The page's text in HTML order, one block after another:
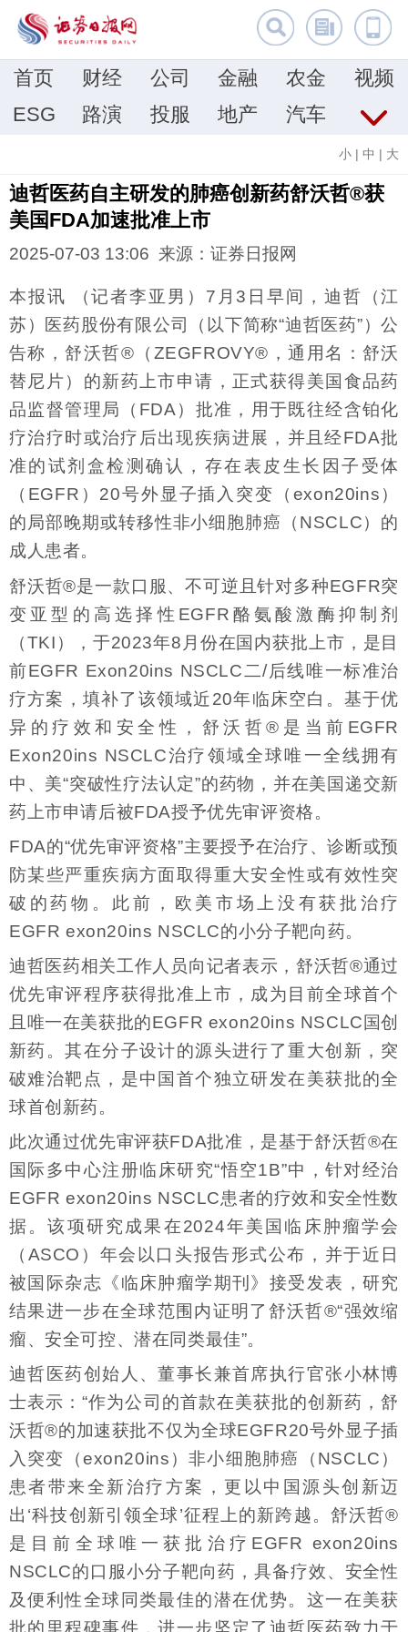
首页 财经 公司 金融 农金
视频
ESG
路演 投服 地产 汽车
小 | 中 | 大
迪哲医药自主研发的肺癌创新药舒沃哲®获
美国FDA加速批准上市
2025-07-03 13:06 来源：证券日报网
本报讯 （记者李亚男）7月3日早间，迪哲（江
苏）医药股份有限公司（以下简称“迪哲医药”）公
告称，舒沃哲®（ZEGFROVY®，通用名：舒沃
替尼片）的新药上市申请，正式获得美国食品药
品监督管理局（FDA）批准，用于既往经含铂化
疗治疗时或治疗后出现疾病进展，并且经FDA批
准的试剂盒检测确认，存在表皮生长因子受体
（EGFR）20号外显子插入突变（exon20ins）
的局部晚期或转移性非小细胞肺癌（NSCLC）的
成人患者。
舒沃哲®是一款口服、不可逆且针对多种EGFR突
变亚型的高选择性EGFR酪氨酸激酶抑制剂
（TKI），于2023年8月份在国内获批上市，是目
前EGFR Exon20ins NSCLC二/后线唯一标准治
疗方案，填补了该领域近20年临床空白。基于优
异的疗效和安全性，舒沃哲®是当前EGFR
Exon20ins NSCLC治疗领域全球唯一全线拥有
中、美“突破性疗法认定”的药物，并在美国递交新
药上市申请后被FDA授予优先审评资格。
FDA的“优先审评资格”主要授予在治疗、诊断或预
防某些严重疾病方面取得重大安全性或有效性突
破的药物。此前，欧美市场上没有获批治疗
EGFR exon20ins NSCLC的小分子靶向药。
迪哲医药相关工作人员向记者表示，舒沃哲®通过
优先审评程序获得批准上市，成为目前全球首个
且唯一在美获批的EGFR exon20ins NSCLC国创
新药。其在分子设计的源头进行了重大创新，突
破难治靶点，是中国首个独立研发在美获批的全
球首创新药。
此次通过优先审评获FDA批准，是基于舒沃哲®在
国际多中心注册临床研究“悟空1B”中，针对经治
EGFR exon20ins NSCLC患者的疗效和安全性数
据。该项研究成果在2024年美国临床肿瘤学会
（ASCO）年会以口头报告形式公布，并于近日
被国际杂志《临床肿瘤学期刊》接受发表，研究
结果进一步在全球范围内证明了舒沃哲®“强效缩
瘤、安全可控、潜在同类最佳”。
迪哲医药创始人、董事长兼首席执行官张小林博
士表示：“作为公司的首款在美获批的创新药，舒
沃哲®的加速获批不仅为全球EGFR20号外显子插
入突变（exon20ins）非小细胞肺癌（NSCLC）
患者带来全新治疗方案，更以中国源头创新迈
出‘科技创新引领全球’征程上的新跨越。舒沃哲®
是目前全球唯一获批治疗EGFR exon20ins
NSCLC的口服小分子靶向药，具备疗效、安全性
及便利性全球同类最佳的潜在优势。这一在美获
批的里程碑事件，进一步坚定了迪哲医药致力于